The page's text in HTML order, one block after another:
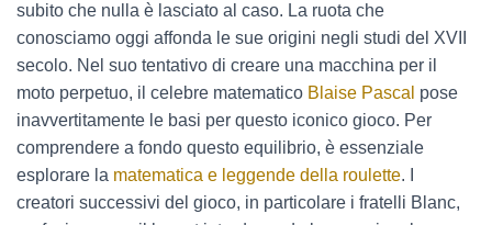
subito che nulla è lasciato al caso. La ruota che
conosciamo oggi affonda le sue origini negli studi del XVII
secolo. Nel suo tentativo di creare una macchina per il
moto perpetuo, il celebre matematico Blaise Pascal pose
inavvertitamente le basi per questo iconico gioco. Per
comprendere a fondo questo equilibrio, è essenziale
esplorare la matematica e leggende della roulette. I
creatori successivi del gioco, in particolare i fratelli Blanc,